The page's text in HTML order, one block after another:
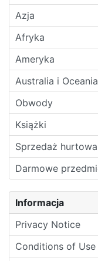
Azja
Afryka
Ameryka
Australia i Oceania
Obwody
Książki
Sprzedaż hurtowa
Darmowe
Informacja
Privacy Notice
Conditions of Use